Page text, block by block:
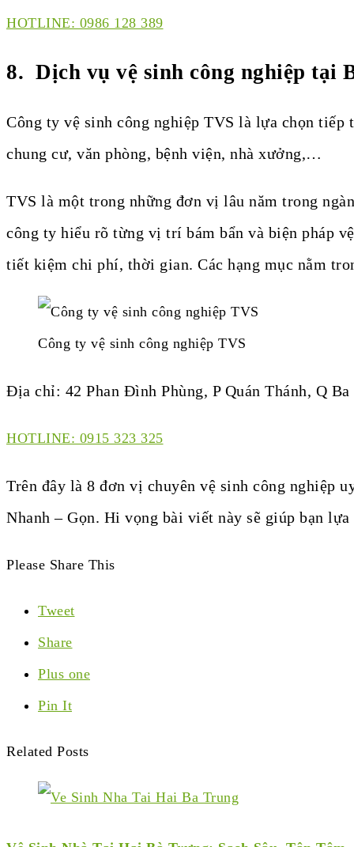
HOTLINE: 0986 128 389
8. Dịch vụ vệ sinh công nghiệp tại
Công ty vệ sinh công nghiệp TVS là lựa chọn tiếp
chung cư, văn phòng, bệnh viện, nhà xưởng,…
TVS là một trong những đơn vị lâu năm trong
công ty hiểu rõ từng vị trí bám bẩn và biện pháp
tiết kiệm chi phí, thời gian. Các hạng mục nằm
Công ty vệ sinh công nghiệp TVS
Địa chỉ: 42 Phan Đình Phùng, P Quán Thánh, Q
HOTLINE: 0915 323 325
Trên đây là 8 đơn vị chuyên vệ sinh công nghiệp
Nhanh – Gọn. Hi vọng bài viết này sẽ giúp bạn
Please Share This
Tweet
Share
Plus one
Pin It
Related Posts